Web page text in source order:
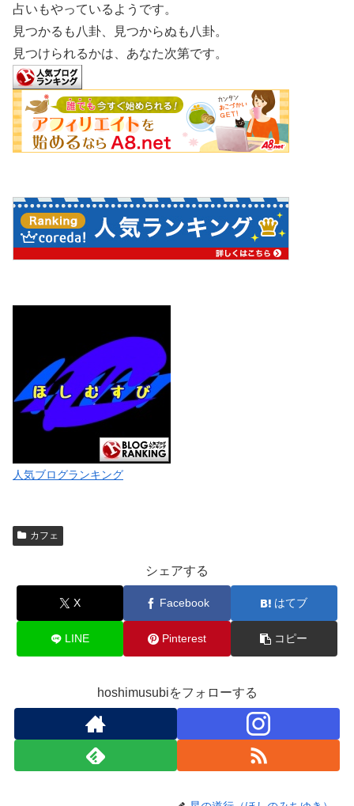
占いもやっているようです。
見つかるも八卦、見つからぬも八卦。
見つけられるかは、あなた次第です。
人気ブログランキング
カフェ
シェアする
X Facebook はてブ
LINE Pinterest コピー
hoshimusubiをフォローする